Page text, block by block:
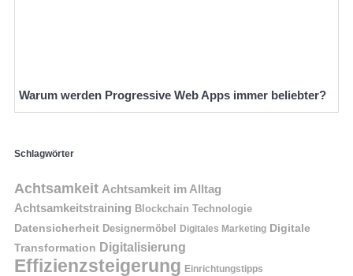
Warum werden Progressive Web Apps immer beliebter?
Schlagwörter
Achtsamkeit Achtsamkeit im Alltag
Achtsamkeitstraining Blockchain Technologie
Datensicherheit Designermöbel Digitales Marketing Digitale
Transformation Digitalisierung
Effizienzsteigerung Einrichtungstipps